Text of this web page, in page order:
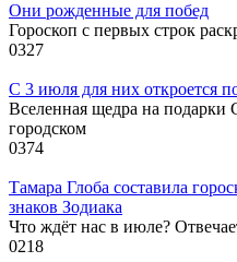
Они рожденные для побед
Гороскоп с первых строк
0327
С 3 июля для них откроется
Вселенная щедра на подарки
городском
0374
Тамара Глоба составила
знаков Зодиака
Что ждёт нас в июле?
0218